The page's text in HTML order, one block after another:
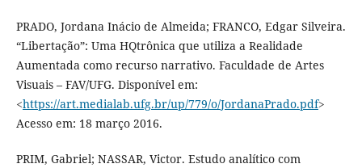
PRADO, Jordana Inácio de Almeida; FRANCO, Edgar Silveira.
“Libertação”: Uma HQtrônica que utiliza a Realidade
Aumentada como recurso narrativo. Faculdade de Artes
Visuais – FAV/UFG. Disponível em:
<https://art.medialab.ufg.br/up/779/o/JordanaPrado.pdf>
Acesso em: 18 março 2016.
PRIM, Gabriel; NASSAR, Victor. Estudo analítico com